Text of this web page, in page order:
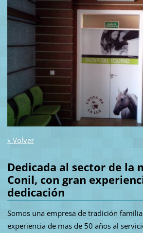
« Volver
Dedicada al sector de la
Conil, con gran
dedicación
Somos una empresa de tradición
experiencia de mas de 50 años al